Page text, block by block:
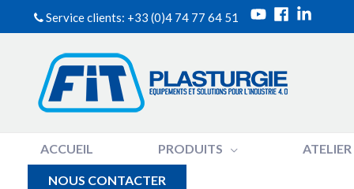
Service clients: +33 (0)4 74 77 64 51
ACCUEIL PRODUITS ATELIER
NOUS CONTACTER